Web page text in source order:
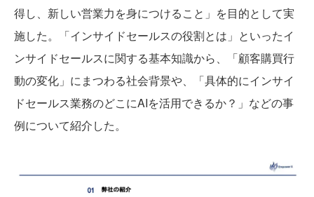
得し、新しい営業力を身につけること」を目的として実
施した。「インサイドセールスの役割とは」といったイ
ンサイドセールスに関する基本知識から、「顧客購買行
動の変化」にまつわる社会背景や、「具体的にインサイ
ドセールス業務のどこにAIを活用できるか？」などの事
例について紹介した。